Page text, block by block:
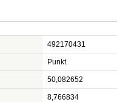
492170431
Punkt
50,082652
8,766834